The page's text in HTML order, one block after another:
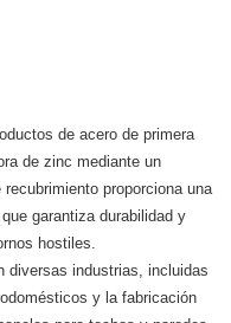
de acero de primera
de zinc mediante un
proporciona una
garantiza durabilidad y
hostiles.
diversas industrias, incluidas
y la fabricación